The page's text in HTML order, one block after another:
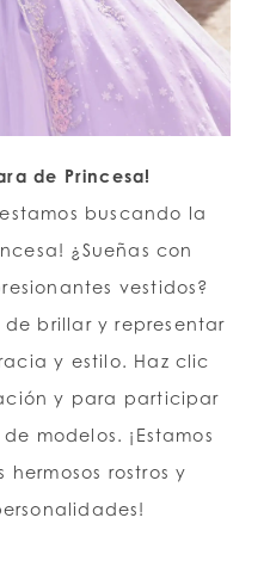
de Princesa!
buscando la
¿Sueñas con
vestidos?
brillar y representar
y estilo. Haz clic
y para participar
modelos. ¡Estamos
hermosos rostros y